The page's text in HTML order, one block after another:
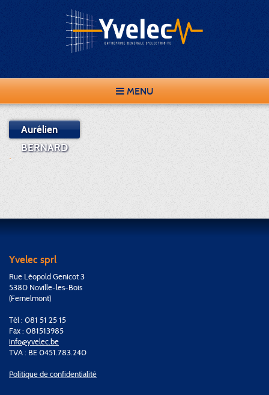
MENU
Aurélien
BERNARD
Yvelec sprl
Rue Léopold Genicot 3
5380 Noville-les-Bois
(Fernelmont)
Tél : 081 51 25 15
Fax : 081513985
info@yvelec.be
TVA : BE 0451.783.240
Politique de confidentialité